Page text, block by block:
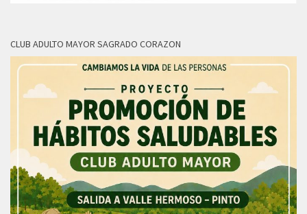
CLUB ADULTO MAYOR SAGRADO CORAZON